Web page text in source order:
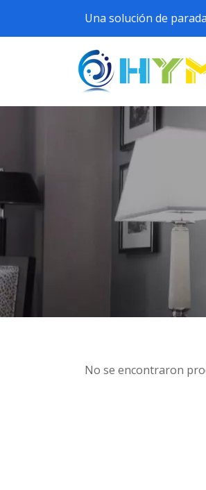
Una solución de
No se encontraron